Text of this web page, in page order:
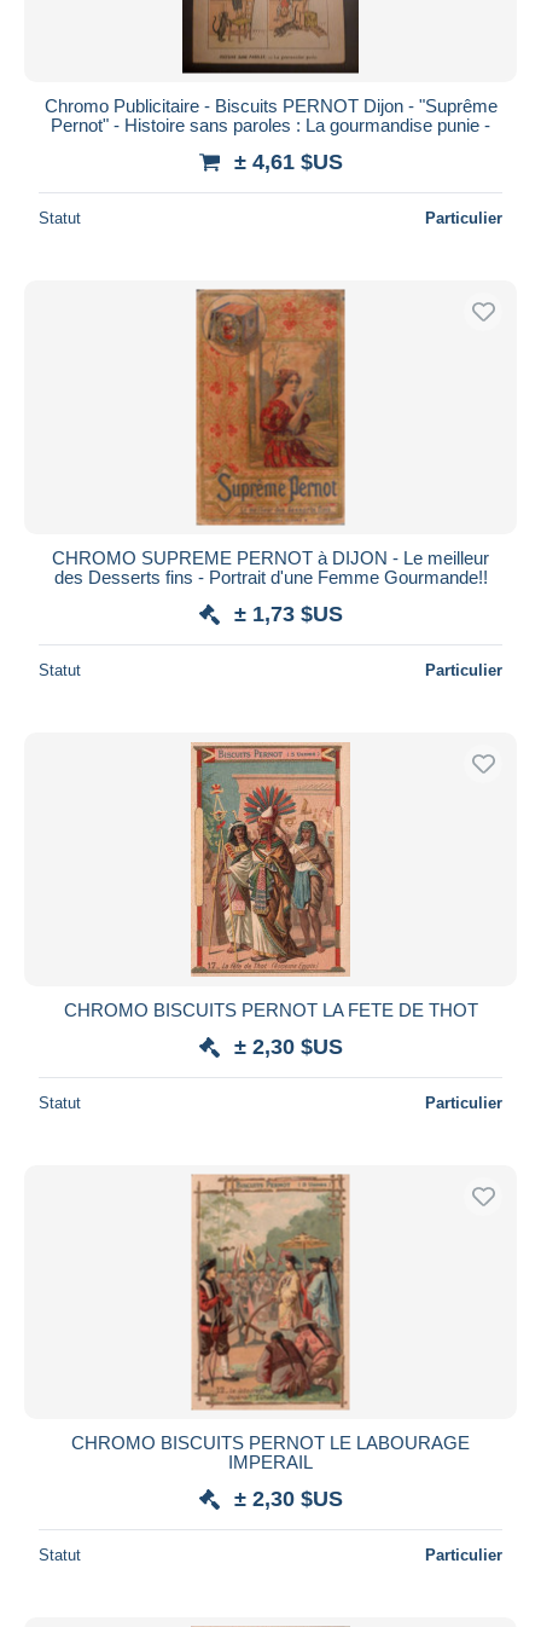
Chromo Publicitaire - Biscuits PERNOT Dijon - "Suprême
Pernot" - Histoire sans paroles : La gourmandise punie -
± 4,61 $US
Statut Particulier
CHROMO SUPREME PERNOT à DIJON - Le meilleur
des Desserts fins - Portrait d'une Femme Gourmande!!
± 1,73 $US
Statut Particulier
CHROMO BISCUITS PERNOT LA FETE DE THOT
± 2,30 $US
Statut Particulier
CHROMO BISCUITS PERNOT LE LABOURAGE
IMPERAIL
± 2,30 $US
Statut Particulier